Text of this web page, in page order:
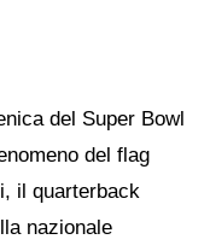
del Super Bowl
del flag
il quarterback
nazionale